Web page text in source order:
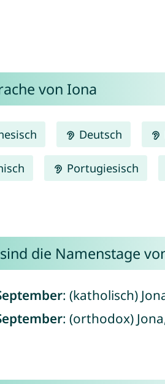
von Iona
Deutsch
Portugiesisch
die Namenstage
: (katholisch)
: (orthodox)